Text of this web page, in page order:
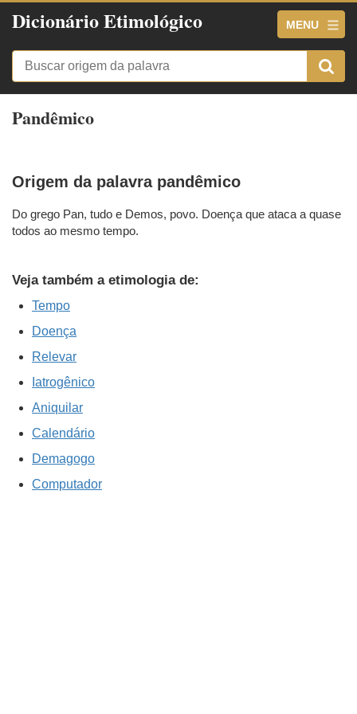
Dicionário Etimológico MENU
Pandêmico
Origem da palavra pandêmico
Do grego Pan, tudo e Demos, povo. Doença que ataca a quase
todos ao mesmo tempo.
Veja também a etimologia de:
Tempo
Doença
Relevar
Iatrogênico
Aniquilar
Calendário
Demagogo
Computador